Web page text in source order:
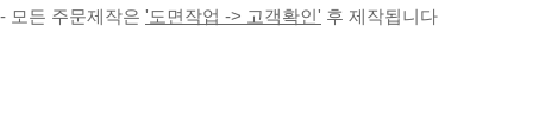
- 모든 주문제작은 '도면작업 -> 고객확인' 후 제작됩니다